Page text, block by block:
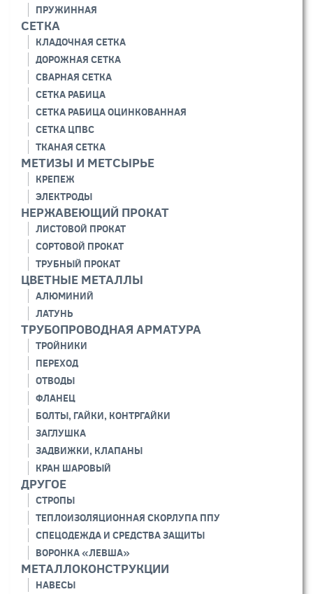
ПРУЖИННАЯ
СЕТКА
КЛАДОЧНАЯ СЕТКА
ДОРОЖНАЯ СЕТКА
СВАРНАЯ СЕТКА
СЕТКА РАБИЦА
СЕТКА РАБИЦА ОЦИНКОВАННАЯ
СЕТКА ЦПВС
ТКАНАЯ СЕТКА
МЕТИЗЫ И МЕТСЫРЬЕ
КРЕПЕЖ
ЭЛЕКТРОДЫ
НЕРЖАВЕЮЩИЙ ПРОКАТ
ЛИСТОВОЙ ПРОКАТ
СОРТОВОЙ ПРОКАТ
ТРУБНЫЙ ПРОКАТ
ЦВЕТНЫЕ МЕТАЛЛЫ
АЛЮМИНИЙ
ЛАТУНЬ
ТРУБОПРОВОДНАЯ АРМАТУРА
ТРОЙНИКИ
ПЕРЕХОД
ОТВОДЫ
ФЛАНЕЦ
БОЛТЫ, ГАЙКИ, КОНТРГАЙКИ
ЗАГЛУШКА
ЗАДВИЖКИ, КЛАПАНЫ
КРАН ШАРОВЫЙ
ДРУГОЕ
СТРОПЫ
ТЕПЛОИЗОЛЯЦИОННАЯ СКОРЛУПА ППУ
СПЕЦОДЕЖДА И СРЕДСТВА ЗАЩИТЫ
ВОРОНКА «ЛЕВША»
МЕТАЛЛОКОНСТРУКЦИИ
НАВЕСЫ